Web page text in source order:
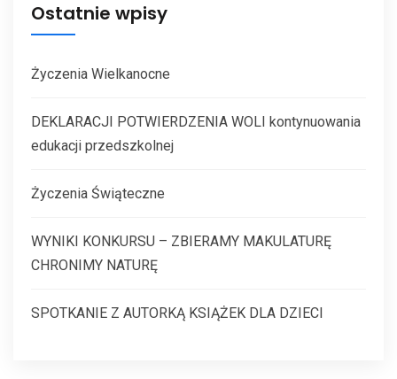
Ostatnie wpisy
Życzenia Wielkanocne
DEKLARACJI POTWIERDZENIA WOLI kontynuowania
edukacji przedszkolnej
Życzenia Świąteczne
WYNIKI KONKURSU – ZBIERAMY MAKULATURĘ
CHRONIMY NATURĘ
SPOTKANIE Z AUTORKĄ KSIĄŻEK DLA DZIECI